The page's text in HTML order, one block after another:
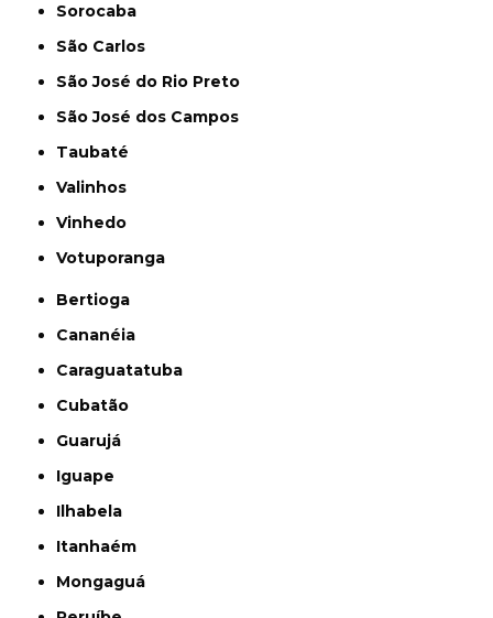
Sorocaba
São Carlos
São José do Rio Preto
São José dos Campos
Taubaté
Valinhos
Vinhedo
Votuporanga
Bertioga
Cananéia
Caraguatatuba
Cubatão
Guarujá
Iguape
Ilhabela
Itanhaém
Mongaguá